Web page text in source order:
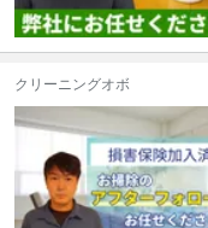
クリーニングオボ